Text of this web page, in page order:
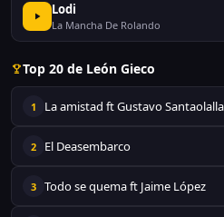
Lodi
La Mancha De Rolando
Top 20 de León Gieco
1 La amistad ft Gustavo Santaolalla
2 El Deasembarco
3 Todo se quema ft Jaime López